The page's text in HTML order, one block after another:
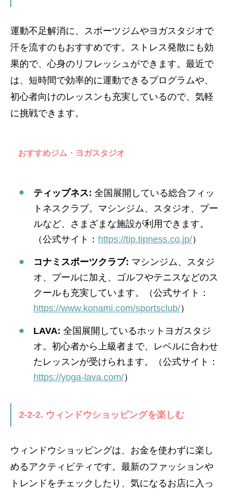
運動不足解消に、スポーツジムやヨガスタジオで
汗を流すのもおすすめです。ストレス発散にも効
果的で、心身のリフレッシュができます。最近で
は、短時間で効率的に運動できるプログラムや、
初心者向けのレッスンも充実しているので、気軽
に挑戦できます。
おすすめジム・ヨガスタジオ
ティップネス: 全国展開している総合フィッ
トネスクラブ。マシンジム、スタジオ、プー
ルなど、さまざまな施設が利用できます。
（公式サイト： https://tip.tipness.co.jp/）
コナミスポーツクラブ: マシンジム、スタジ
オ、プールに加え、ゴルフやテニスなどのス
クールも充実しています。（公式サイト：
https://www.konami.com/sportsclub/）
LAVA: 全国展開しているホットヨガスタジ
オ。初心者から上級者まで、レベルに合わせ
たレッスンが受けられます。（公式サイト：
https://yoga-lava.com/）
2-2-2. ウィンドウショッピングを楽しむ
ウィンドウショッピングは、お金を使わずに楽し
めるアクティビティです。最新のファッションや
トレンドをチェックしたり、気になるお店に入っ